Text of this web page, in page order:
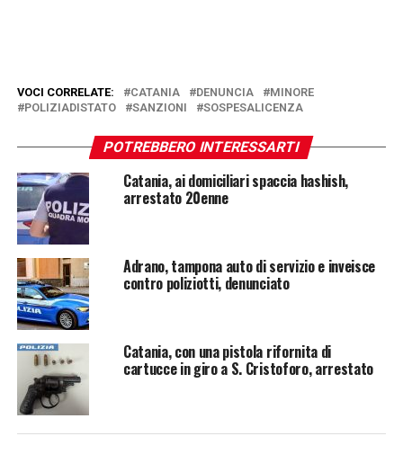
VOCI CORRELATE: CATANIA DENUNCIA
MINORE
POLIZIADISTATO
SANZIONI SOSPESALICENZA
POTREBBERO INTERESSARTI
Catania, ai domiciliari spaccia hashish,
arrestato 20enne
Adrano, tampona auto di servizio e inveisce
contro poliziotti, denunciato
Catania, con una pistola rifornita di
cartucce in giro a S. Cristoforo, arrestato